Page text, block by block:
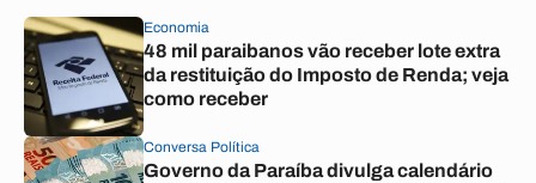
Economia
48 mil paraibanos vão receber lote extra
da restituição do Imposto de Renda; veja
como receber
Conversa Política
Governo da Paraíba divulga calendário